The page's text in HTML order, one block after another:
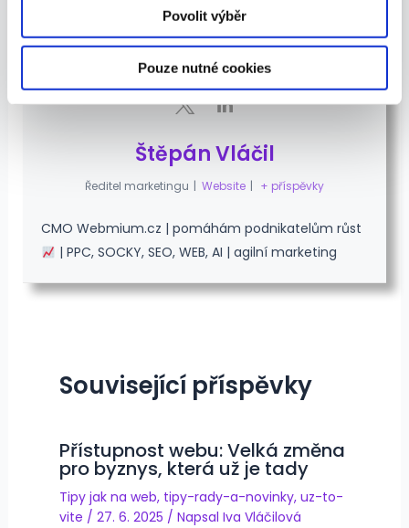
Povolit výběr
Pouze nutné cookies
Štěpán Vláčil
Ředitel marketingu | Website | + příspěvky
CMO Webmium.cz | pomáhám podnikatelům růst
| PPC, SOCKY, SEO, WEB, AI | agilní marketing
Související příspěvky
Přístupnost webu: Velká změna
pro byznys, která už je tady
Tipy jak na web, tipy-rady-a-novinky, uz-to-
vite / 27. 6. 2025 / Napsal Iva Vláčilová